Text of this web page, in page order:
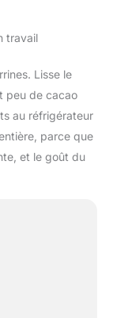
travail
Lisse le
peu de cacao
au réfrigérateur
parce que
et le goût du